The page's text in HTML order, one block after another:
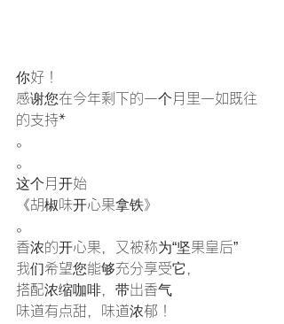
你好！
感谢您在今年剩下的一个月里一如既往
的支持*
。
。
这个月开始
《胡椒味开心果拿铁》
。
香浓的开心果，又被称为“坚果皇后”
我们希望您能够充分享受它，
搭配浓缩咖啡，带出香气
味道有点甜，味道浓郁！